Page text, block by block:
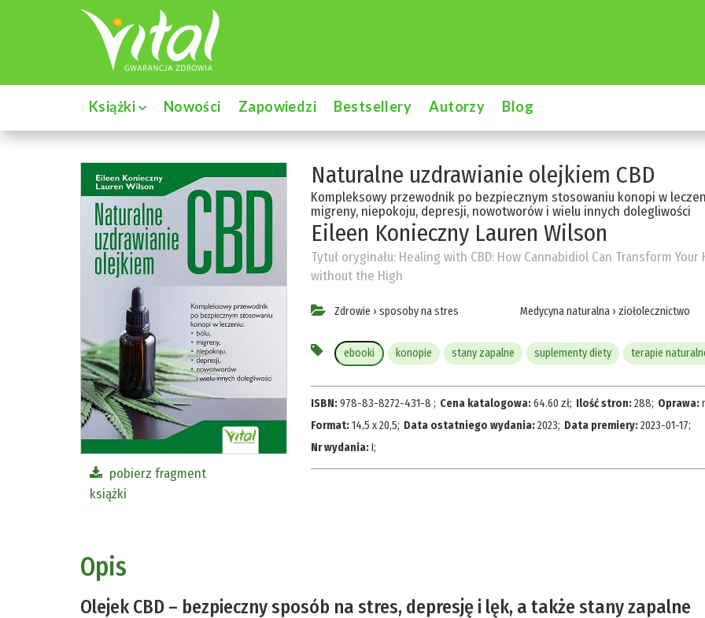
Książki Nowości Zapowiedzi Bestsellery Autorzy Blog
pobierz fragment
książki
Naturalne uzdrawianie olejkiem CBD
Kompleksowy przewodnik po bezpiecznym stosowaniu konopi w
migreny, niepokoju, depresji, nowotworów i wielu innych dolegliwości
Eileen Konieczny Lauren Wilson
Tytuł oryginału: Healing with CBD: How Cannabidiol Can Transform Your
without the High
Zdrowie › sposoby na stres Medycyna naturalna› ziołolecznictwo
ebooki konopie stany zapalne suplementy diety terapie
ISBN:978-83-8272-431-8 ; Cena katalogowa:64.60 zł; Ilość stron:288; Oprawa:
Format:14,5 x 20,5; Data ostatniego wydania:2023; Data premiery:2023-01-17;
Nr wydania:I;
Opis
Olejek CBD – bezpieczny sposób na stres, depresję i lęk, a także stany zapalne